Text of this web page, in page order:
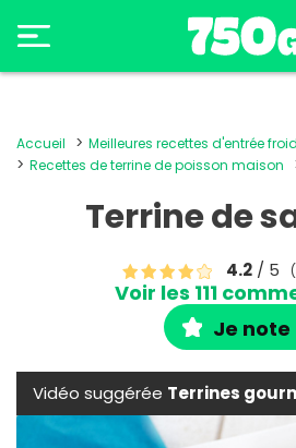
Accueil Meilleures recettes d'entrée
Recettes de terrine de poisson maison
Terrine de
4.2 / 5
Voir les 111
Je note
Vidéo suggérée Terrines